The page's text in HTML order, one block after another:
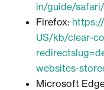
in/guide/safari/
Firefox:
US/kb/clear-
websites-
Microsoft